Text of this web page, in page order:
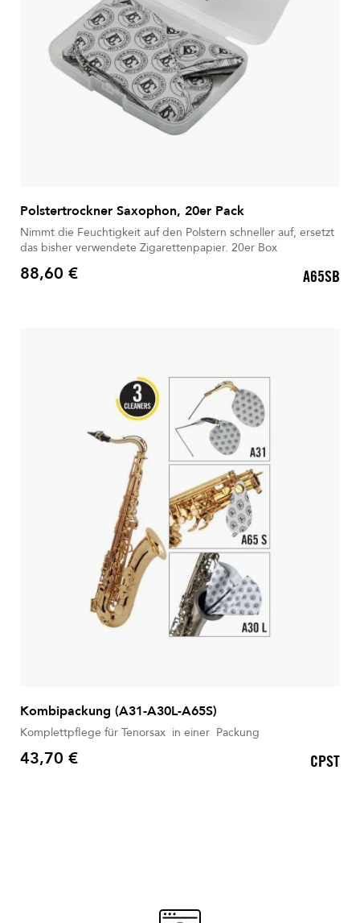
Polstertrockner Saxophon, 20er Pack
Nimmt die Feuchtigkeit auf den Polstern schneller auf, ersetzt
das bisher verwendete Zigarettenpapier. 20er Box
Preis
88,60 € A65SB
Kombipackung (A31-A30L-A65S)
Komplettpflege für Tenorsax in einer Packung
Preis
43,70 € CPST